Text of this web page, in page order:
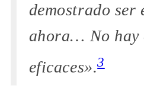
demostrado ser
ahora… No hay
eficaces».3